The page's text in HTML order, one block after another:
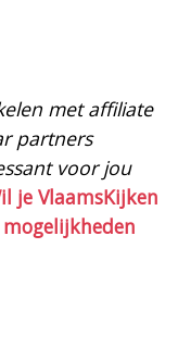
met affiliate
partners
voor jou
je VlaamsKijken